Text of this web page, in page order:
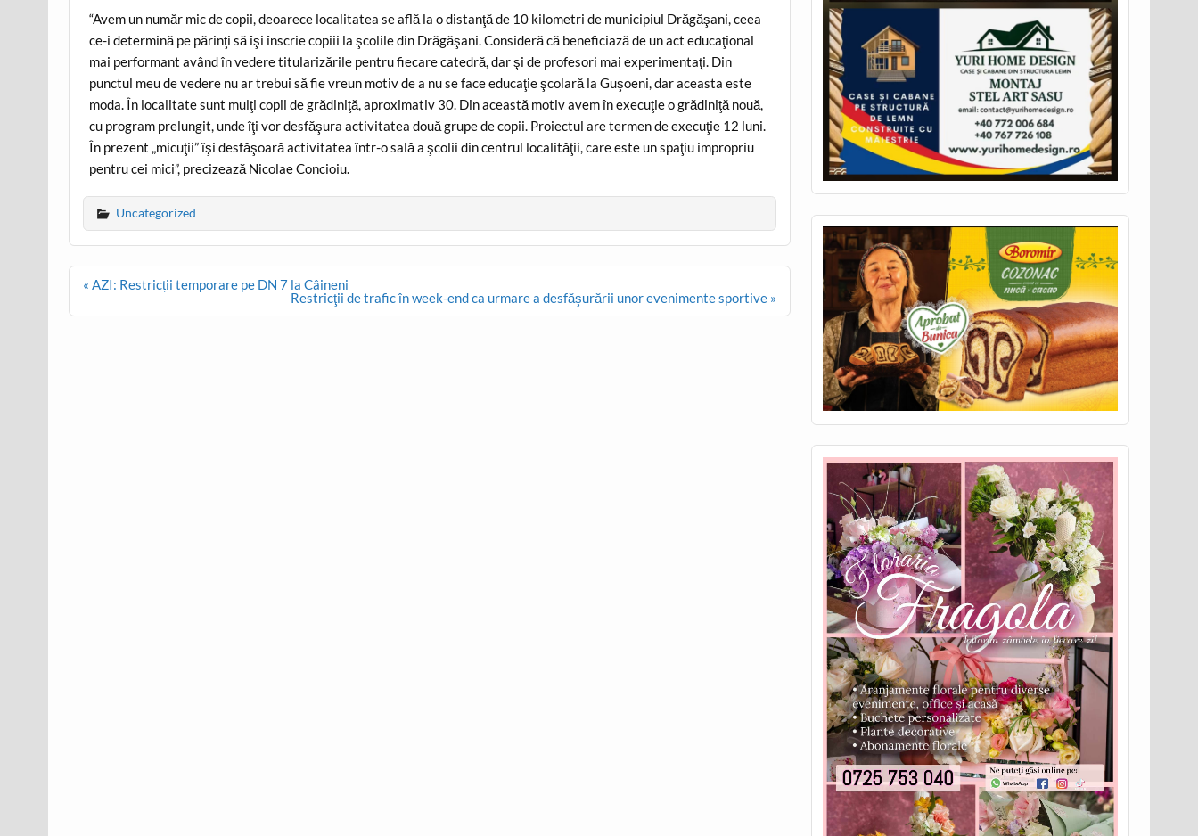
“Avem un număr mic de copii, deoarece localitatea se află la o distanţă de 10 kilometri de municipiul Drăgăşani, ceea
ce-i determină pe părinţi să îşi înscrie copiii la şcolile din Drăgăşani. Consideră că beneficiază de un act educaţional
mai performant având în vedere titularizările pentru fiecare catedră, dar şi de profesori mai experimentaţi. Din
punctul meu de vedere nu ar trebui să fie vreun motiv de a nu se face educaţie şcolară la Guşoeni, dar aceasta este
moda. În localitate sunt mulţi copii de grădiniţă, aproximativ 30. Din această motiv avem în execuţie o grădiniţă nouă,
cu program prelungit, unde îţi vor desfăşura activitatea două grupe de copii. Proiectul are termen de execuţie 12 luni.
În prezent „micuţii” îşi desfăşoară activitatea într-o sală a şcolii din centrul localităţii, care este un spaţiu impropriu
pentru cei mici”, precizează Nicolae Concioiu.
Uncategorized
Post
« AZI: Restricții temporare pe DN 7 la Câineni
Restricţii de trafic în week-end ca urmare a desfăşurării unor evenimente sportive »